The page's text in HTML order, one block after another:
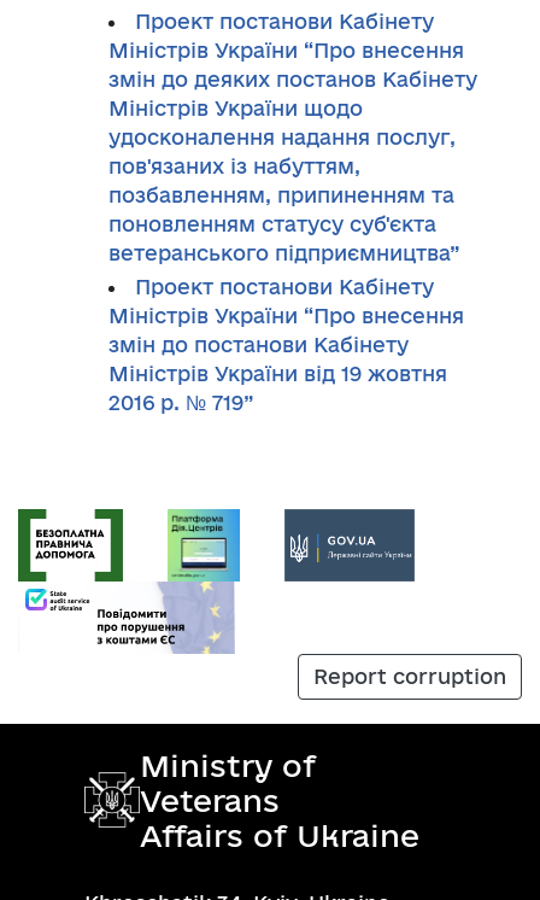
Проект постанови Кабінету
Міністрів України “Про внесення
змін до деяких постанов Кабінету
Міністрів України щодо
удосконалення надання послуг,
пов'язаних із набуттям,
позбавленням, припиненням та
поновленням статусу суб'єкта
ветеранського підприємництва”
Проект постанови Кабінету
Міністрів України “Про внесення
змін до постанови Кабінету
Міністрів України від 19 жовтня
2016 р. № 719”
Report corruption
Ministry of
Veterans
Affairs of Ukraine